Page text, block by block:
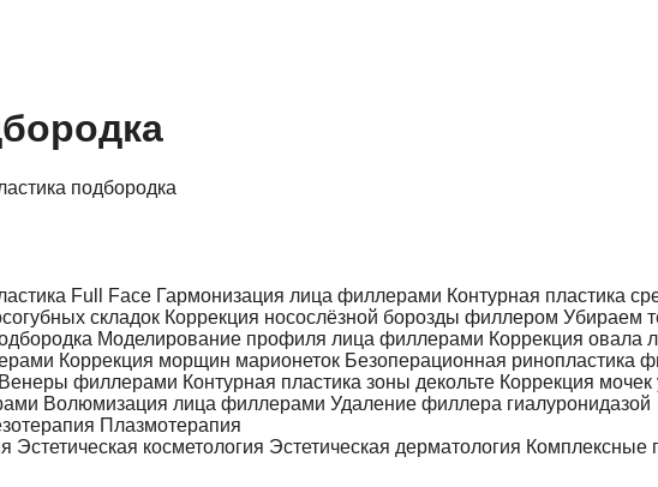
подбородка
Full Face Гармонизация лица филлерами Контурная пластика
складок Коррекция носослёзной борозды филлером Убираем
Моделирование профиля лица филлерами Коррекция овала
Коррекция морщин марионеток Безоперационная ринопластика
Венеры филлерами Контурная пластика зоны декольте Коррекция
Волюмизация лица филлерами Удаление филлера гиалуронидазой
Плазмотерапия
Эстетическая косметология Эстетическая дерматология Комплексные